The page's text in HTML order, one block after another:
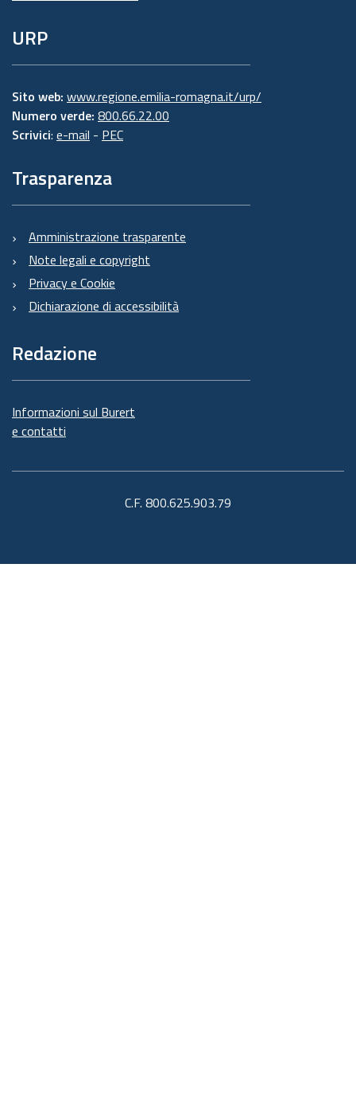
URP
Sito web: www.regione.emilia-romagna.it/urp/
Numero verde: 800.66.22.00
Scrivici: e-mail - PEC
Trasparenza
Amministrazione trasparente
Note legali e copyright
Privacy e Cookie
Dichiarazione di accessibilità
Redazione
Informazioni sul Burert
e contatti
C.F. 800.625.903.79